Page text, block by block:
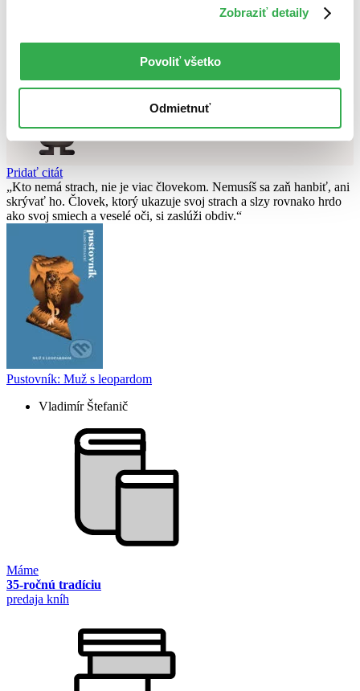
Zobraziť detaily
Povoliť všetko
Odmietnuť
Skúste prosím zmeniť vyhľadávaný výraz.
Chcete poradiť knihu?
Pridať citát
Kto nemá strach, nie je viac človekom. Nemusíš sa zaň hanbiť, ani
skrývať ho. Človek, ktorý ukazuje svoj strach a slzy rovnako hrdo
ako svoj smiech a veselé oči, si zaslúži obdiv.
Pustovník: Muž s leopardom
Vladimír Štefanič
Máme
35-ročnú tradíciu
predaja kníh